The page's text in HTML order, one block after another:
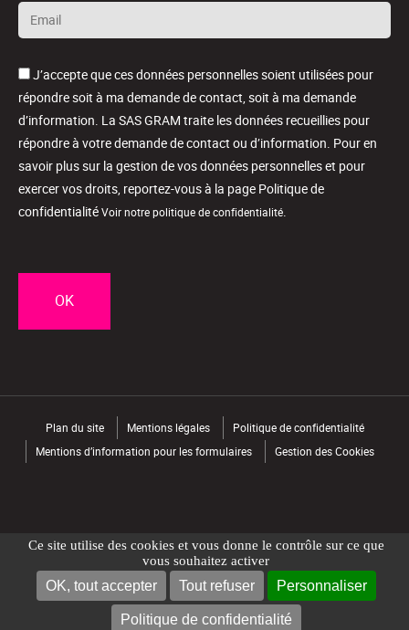
Ce site utilise des cookies et vous donne le contrôle sur ce que
vous souhaitez activer
OK, tout accepter Tout refuser Personnaliser
Politique de confidentialité
NOUS CONTACTER TROUVER UN MAGASIN
*
J’accepte que ces données personnelles soient utilisées pour
répondre soit à ma demande de contact, soit à ma demande
d’information. La SAS GRAM traite les données recueillies pour
répondre à votre demande de contact ou d’information. Pour en
savoir plus sur la gestion de vos données personnelles et pour
exercer vos droits, reportez-vous à la page Politique de
confidentialitéVoir notre politique de confidentialité.
Plan du site Mentions légales
Politique de confidentialité
Mentions d’information pour les formulaires
Gestion des Cookies